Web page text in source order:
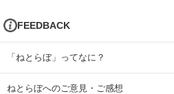
FEEDBACK
「ねとらぼ」ってなに？
ねとらぼへのご意見・ご感想